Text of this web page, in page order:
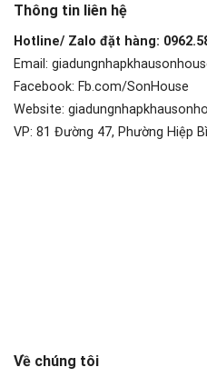
Thông tin liên hệ
Hotline/ Zalo đặt hàng:
Email:
Facebook: Fb.com/SonHouse
Website:
VP: 81 Đường 47, Phường Hiệp
Về chúng tôi